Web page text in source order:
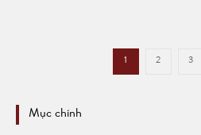
1 2 3
Mục chính